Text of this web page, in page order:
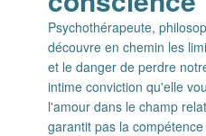
Psychothérapeute,
découvre en chemin les
et le danger de perdre
intime conviction qu'elle
l'amour dans le champ
garantit pas la